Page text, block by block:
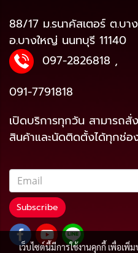
88/17 ม.รนาคัสเตอร์ ต.บา
อ.บางใหญ่ นนทบุรี 11140
097-2826818 ,
091-7791818
เปิดบริการทุกวัน สามารถสั่
สินค้าและนัดติดตั้งได้ทุกช่อ
Subscribe
เว็บไซต์นี้มีการใช้งานคุกกี้ เพื่อเ